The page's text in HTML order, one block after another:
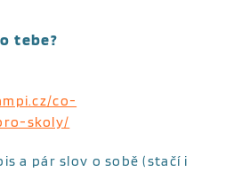
tebe?
co-
skoly/
a pár slov o sobě (stačí i